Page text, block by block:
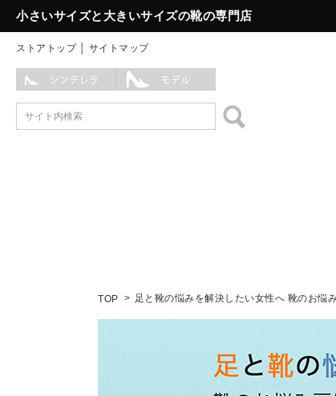
小さいサイズと大きいサイズの靴の専門店
ストアトップ│ サイトマップ
TOP 足と靴の悩みを解決したい女性へ 靴のお悩